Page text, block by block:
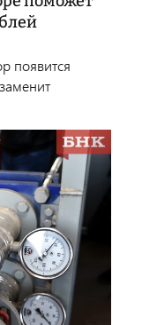
появится